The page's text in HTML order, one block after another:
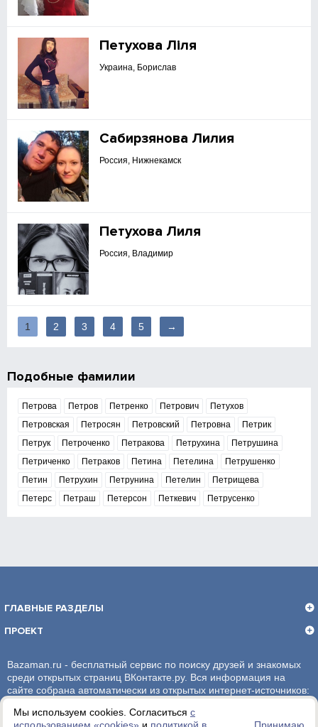
Мы используем cookies. Согласиться с
Петухова Ліля
Украина, Борислав
Сабирзянова Лилия
Россия, Нижнекамск
Петухова Лиля
Россия, Владимир
1 2 3 4 5 →
Подобные фамилии
Петрова Петров Петренко Петрович
Петухов
Петровская
Петросян Петровский Петровна
Петрик
Петрук
Петроченко Петракова Петрухина
Петрушина
Петриченко
Петраков Петина Петелина
Петрушенко
Петин
Петрухин Петрунина Петелин
Петрищева
Петерс
Петраш Петерсон Петкевич Петрусенко
ГЛАВНЫЕ РАЗДЕЛЫ
ПРОЕКТ
Bazaman.ru - бесплатный сервис по поиску друзей и знакомых
среди открытых страниц ВКонтакте.ру. Вся информация на
сайте собрана автоматически из открытых интернет-источников:
администрация сайта ответственности не несет.